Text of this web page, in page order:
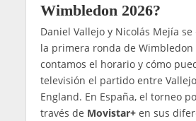
Wimbledon 2026?
Daniel Vallejo y Nicolás Mejía
la primera ronda de Wimbledon
contamos el horario y cómo
televisión el partido entre
England. En España, el torneo
través de Movistar+en sus